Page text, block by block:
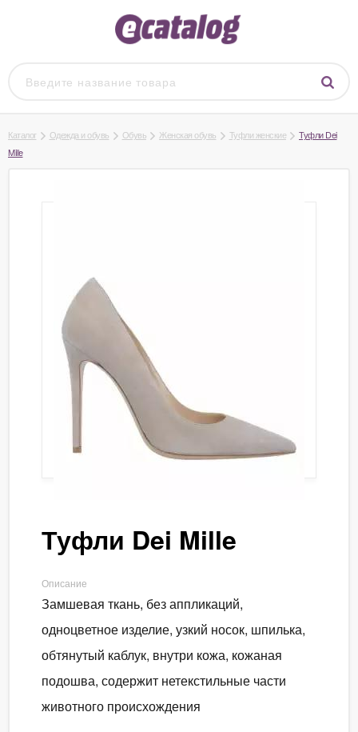
Каталог Одежда и обувь Обувь Женская обувь Туфли женские
Туфли Dei
Mille
Туфли Dei Mille
Описание
Замшевая ткань, без аппликаций,
одноцветное изделие, узкий носок, шпилька,
обтянутый каблук, внутри кожа, кожаная
подошва, содержит нетекстильные части
животного происхождения